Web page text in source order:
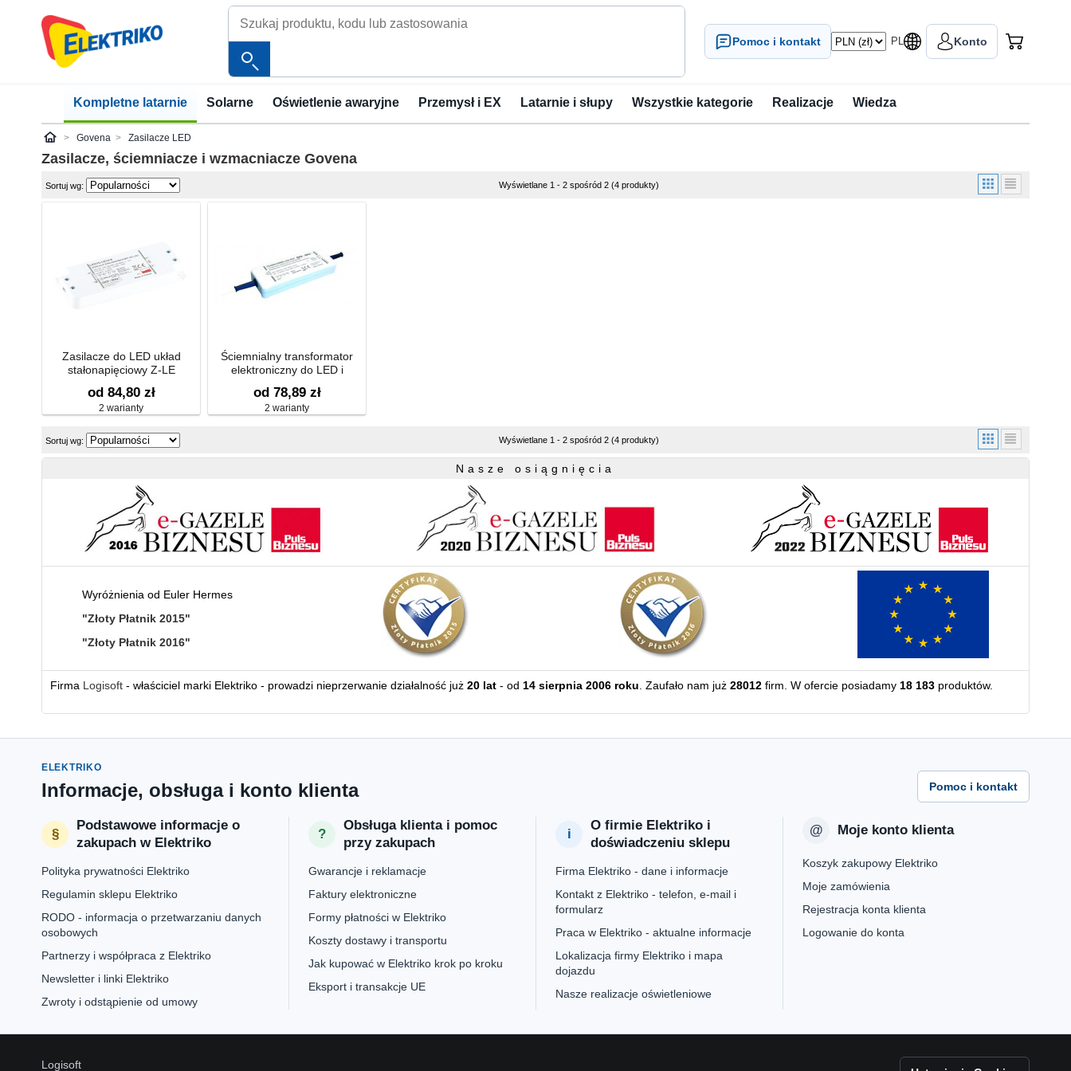
Pomoc i kontakt PL Konto
Kompletne latarnie Solarne Oświetlenie awaryjne Przemysł i EX Latarnie i słupy Wszystkie kategorie Realizacje Wiedza
ElektrikoGovena Zasilacze LED
Zasilacze, ściemniacze i wzmacniacze Govena
Sortuj wg: Wyświetlane 1 - 2 spośród 2 (4 produkty)
Zasilacze do LED układ
stałonapięciowy Z-LE
od 84,80 zł
2 warianty
Ściemnialny transformator
elektroniczny do LED i
od 78,89 zł
2 warianty
Sortuj wg: Wyświetlane 1 - 2 spośród 2 (4 produkty)
Nasze osiągnięcia
Wyróżnienia od Euler Hermes
"Złoty Płatnik 2015"
"Złoty Płatnik 2016"
Firma Logisoft - właściciel marki Elektriko - prowadzi nieprzerwanie działalność już 20 lat - od 14 sierpnia 2006 roku. Zaufało nam już 28012 firm. W ofercie posiadamy 18 183 produktów.
ELEKTRIKO
Informacje, obsługa i konto klienta Pomoc i kontakt
Podstawowe informacje o
zakupach w Elektriko
Polityka prywatności Elektriko
Regulamin sklepu Elektriko
RODO - informacja o przetwarzaniu danych
osobowych
Partnerzy i współpraca z Elektriko
Newsletter i linki Elektriko
Zwroty i odstąpienie od umowy
Obsługa klienta i pomoc
przy zakupach
Gwarancje i reklamacje
Faktury elektroniczne
Formy płatności w Elektriko
Koszty dostawy i transportu
Jak kupować w Elektriko krok po kroku
Eksport i transakcje UE
O firmie Elektriko i
doświadczeniu sklepu
Firma Elektriko - dane i informacje
Kontakt z Elektriko - telefon, e-mail i
formularz
Praca w Elektriko - aktualne informacje
Lokalizacja firmy Elektriko i mapa
dojazdu
Nasze realizacje oświetleniowe
Moje konto klienta
Koszyk zakupowy Elektriko
Moje zamówienia
Rejestracja konta klienta
Logowanie do konta
Logisoft